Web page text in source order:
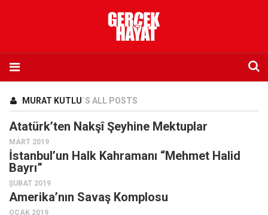
İletişim
Abone olmak istiyorum
Satış noktası listesi
MURAT KUTLU`S ALL POSTS
Atatürk’ten Nakşî Şeyhine Mektuplar
MART 2019
İstanbul’un Halk Kahramanı “Mehmet Halid
Bayrı”
ŞUBAT 2019
Amerika’nın Savaş Komplosu
OCAK 2019